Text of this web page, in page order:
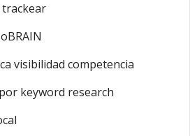
trackear
visibilidad competencia
keyword research